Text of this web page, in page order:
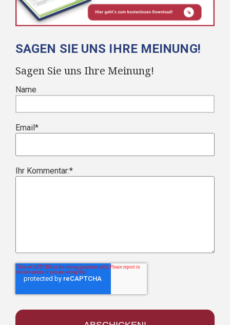
SAGEN SIE UNS IHRE MEINUNG!
Sagen Sie uns Ihre Meinung!
Name
Email*
Ihr Kommentar:*